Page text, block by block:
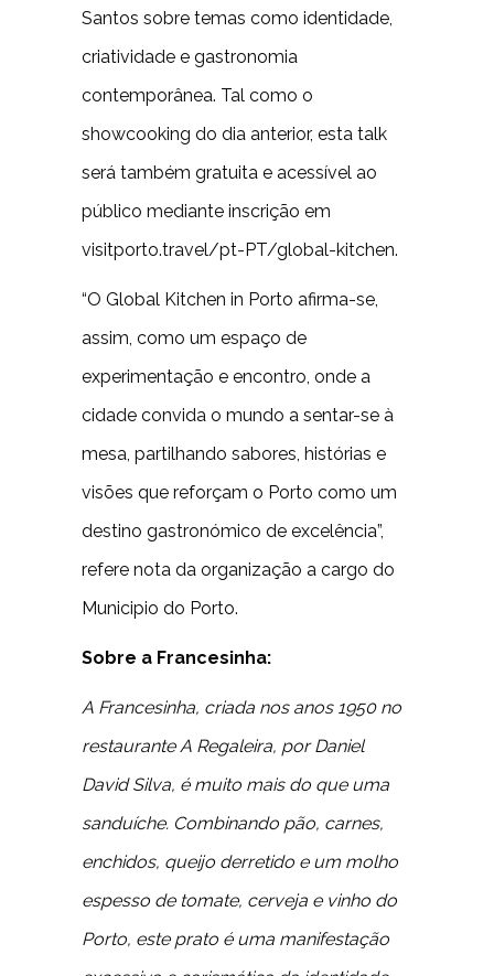
Santos sobre temas como identidade,
criatividade e gastronomia
contemporânea. Tal como o
showcooking do dia anterior, esta talk
será também gratuita e acessível ao
público mediante inscrição em
visitporto.travel/pt-PT/global-kitchen.
“O Global Kitchen in Porto afirma-se,
assim, como um espaço de
experimentação e encontro, onde a
cidade convida o mundo a sentar-se à
mesa, partilhando sabores, histórias e
visões que reforçam o Porto como um
destino gastronómico de excelência”,
refere nota da organização a cargo do
Municipio do Porto.
Sobre a Francesinha:
A Francesinha, criada nos anos 1950 no
restaurante A Regaleira, por Daniel
David Silva, é muito mais do que uma
sanduíche. Combinando pão, carnes,
enchidos, queijo derretido e um molho
espesso de tomate, cerveja e vinho do
Porto, este prato é uma manifestação